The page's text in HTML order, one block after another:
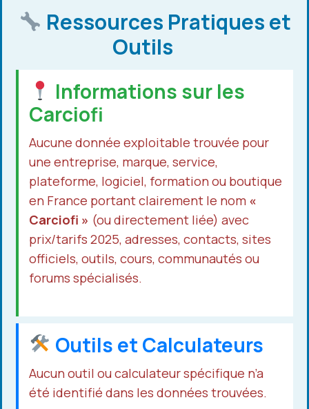
Ressources Pratiques et
Outils
Informations sur les
Carciofi
Aucune donnée exploitable trouvée pour
une entreprise, marque, service,
plateforme, logiciel, formation ou boutique
en France portant clairement le nom «
Carciofi » (ou directement liée) avec
prix/tarifs 2025, adresses, contacts, sites
officiels, outils, cours, communautés ou
forums spécialisés.
Outils et Calculateurs
Aucun outil ou calculateur spécifique n’a
été identifié dans les données trouvées.